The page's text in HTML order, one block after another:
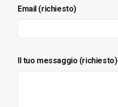
Email (richiesto)
Il tuo messaggio (richiesto)